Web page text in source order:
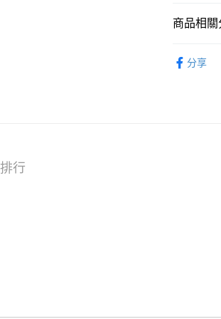
WeChat
送貨方式
商品相關
分享
行